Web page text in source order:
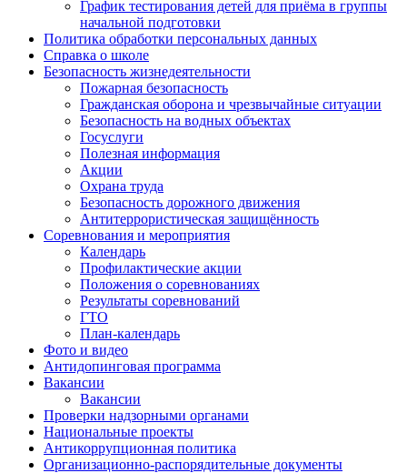
График тестирования детей для приёма в группы
начальной подготовки
Политика обработки персональных данных
Справка о школе
Безопасность жизнедеятельности
Пожарная безопасность
Гражданская оборона и чрезвычайные ситуации
Безопасность на водных объектах
Госуслуги
Полезная информация
Акции
Охрана труда
Безопасность дорожного движения
Антитеррористическая защищённость
Соревнования и мероприятия
Календарь
Профилактические акции
Положения о соревнованиях
Результаты соревнований
ГТО
План-календарь
Фото и видео
Антидопинговая программа
Вакансии
Вакансии
Проверки надзорными органами
Национальные проекты
Антикоррупционная политика
Организационно-распорядительные документы